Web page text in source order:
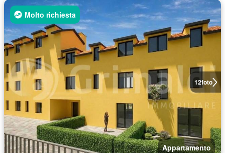
12foto
Molto richiesta
Appartamento